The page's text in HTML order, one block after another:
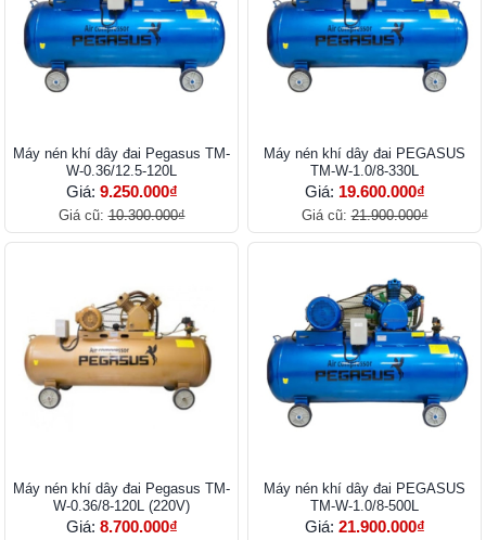
Máy nén khí dây đai Pegasus TM-
W-0.36/12.5-120L
Giá: 9.250.000₫
Giá cũ:10.300.000₫
Máy nén khí dây đai PEGASUS
TM-W-1.0/8-330L
Giá: 19.600.000₫
Giá cũ:21.900.000₫
Máy nén khí dây đai Pegasus TM-
W-0.36/8-120L (220V)
Giá: 8.700.000₫
Máy nén khí dây đai PEGASUS
TM-W-1.0/8-500L
Giá: 21.900.000₫